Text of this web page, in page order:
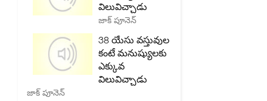
విలువిచ్చాడు
జాక్ పూనెన్
38 యేసు వస్తువుల
కంటే మనుష్యులకు
ఎక్కువ
విలువిచ్చాడు
జాక్ పూనెన్